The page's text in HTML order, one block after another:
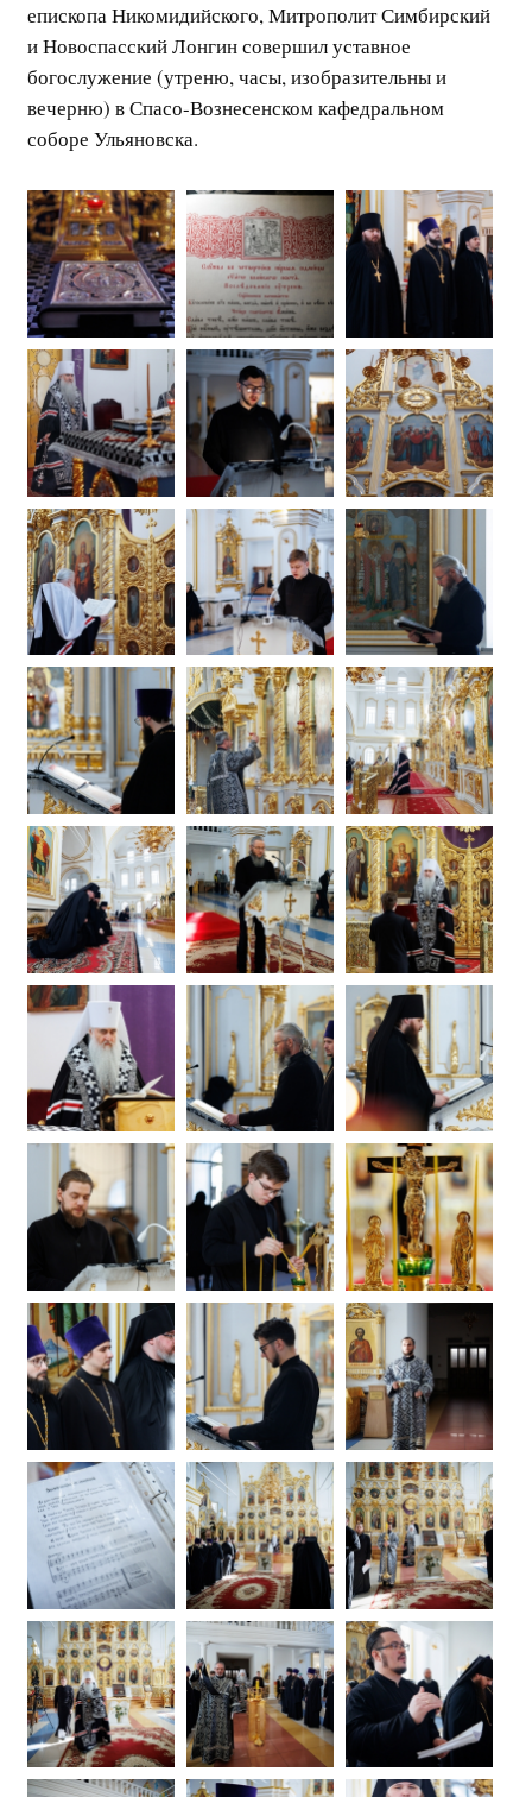
епископа Никомидийского, Митрополит Симбирский
и Новоспасский Лонгин совершил уставное
богослужение (утреню, часы, изобразительны и
вечерню) в Спасо-Вознесенском кафедральном
соборе Ульяновска.